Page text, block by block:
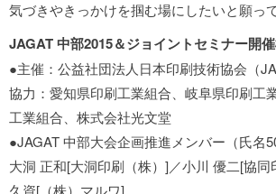
気づきやきっかけを掴む場にしたいと願っ
JAGAT 中部2015＆ジョイントセミナー開
●主催：公益社団法人日本印刷技術協会（
協力：愛知県印刷工業組合、岐阜県印刷工
工業組合、株式会社光文堂
●JAGAT 中部大会企画推進メンバー（氏名
大洞 正和[大洞印刷（株）]／小川 優二[協
久資[（株）マルワ]